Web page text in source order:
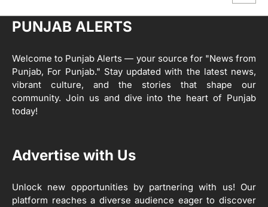
ਹਨ- ਕੇਜਰੀਵਾਲ
Editor
ਸ੍ਰੀ ਗੁਰੂ ਰਵਿਦਾਸ ਜੀ ਦੇ ਜੀਵਨ ਤੇ ਆਧਾਰਿਤ
Editor
2
ਖੇਤੀਬਾੜੀ ਵਿਭਾਗ ਵੱਲੋਂ ‘ਮਿਸ਼ਨ ਫਾਰ ਕਾਟਨ
ਪ੍ਰੋਡਕਟੀਵਿਟੀ’ ਅਧੀਨ ਪਿੰਡ ਬਧਾਈ ਵਿਖੇ ‘ਖੇਤ
ਰਾਸ਼ਟਰੀ ਮਨੁੱਖੀ ਅਧਿਕਾਰ ਕਮਿਸ਼ਨ ਦੇ ਮੈਂਬਰ
ਸਕੀਮਾਂ ਦਾ ਜਾਇਜ਼ਾ
Editor
PUNJAB ALERTS
Welcome to Punjab Alerts — your source for "News from
Punjab, For Punjab." Stay updated with the latest news,
vibrant culture, and the stories that shape our
community. Join us and dive into the heart of Punjab
today!
Advertise with Us
Unlock new opportunities by partnering with us! Our
platform reaches a diverse audience eager to discover